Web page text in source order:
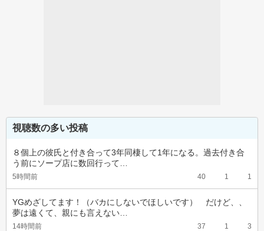
視聴数の多い投稿
８個上の彼氏と付き合って3年同棲して1年になる。過去付き合
う前にソープ店に数回行って…
5時間前 40 1 1
YGめざしてます！（バカにしないでほしいです）　だけど、、
夢は遠くて、親にも言えない…
14時間前 37 1 3